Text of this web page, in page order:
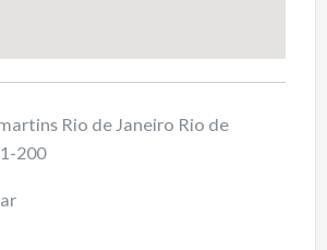
Rio de Janeiro Rio de
200